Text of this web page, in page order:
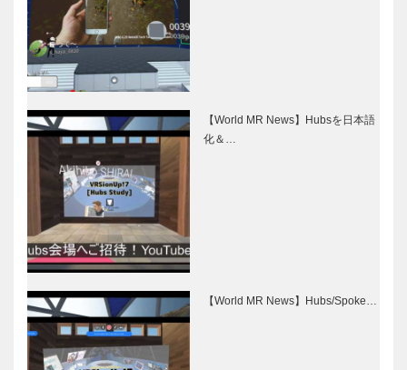
【World MR News】Hubsを日本語
化＆…
【World MR News】Hubs/Spoke…